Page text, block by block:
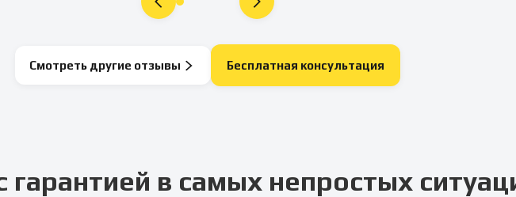
Смотреть другие отзывы Бесплатная консультация
в самых непростых